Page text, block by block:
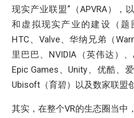
现实产业联盟”（APVRA），
和虚拟现实产业的建设（题
HTC、Valve、华纳兄弟（
里巴巴、NVIDIA（英伟达）、
Epic Games、Unity、优酷、
Ubisoft（育碧）以及数家联盟
其实，在整个VR的生态圈当中